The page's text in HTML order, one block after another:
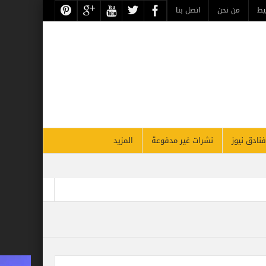
من نحن اتصل بنا
فنادق نيوز نشرات غير مدفوعة
المزيد
يحتفل غداً بذكرى مرور 26 عاماً على افتتاحه